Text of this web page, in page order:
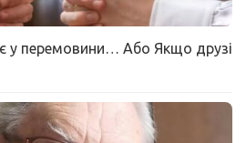
у перемовини… Або Якщо друзі